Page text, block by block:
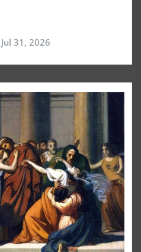
Jul 31, 2026